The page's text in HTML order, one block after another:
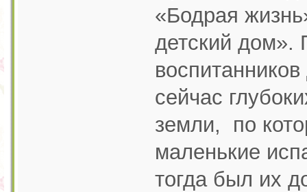
«Бодрая
детский дом».
сейчас
земли, по
маленькие
тогда был их